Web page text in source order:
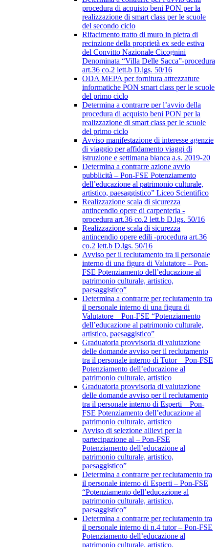
procedura di acquisto beni PON per la
realizzazione di smart class per le scuole
del secondo ciclo
Rifacimento tratto di muro in pietra di
recinzione della proprietà ex sede estiva
del Convitto Nazionale Cicognini
Denominata “Villa Delle Sacca”-procedura
art.36 co.2 lett.b D.lgs. 50/16
ODA MEPA per fornitura attrezzature
informatiche PON smart class per le scuole
del primo ciclo
Determina a contrarre per l’avvio della
procedura di acquisto beni PON per la
realizzazione di smart class per le scuole
del primo ciclo
Avviso manifestazione di interesse agenzie
di viaggio per affidamento viaggi di
istruzione e settimana bianca a.s. 2019-20
Determina a contrarre azione avvio
pubblicità – Pon-FSE Potenziamento
dell’educazione al patrimonio culturale,
artistico, paesaggistico” Liceo Scientifico
Realizzazione scala di sicurezza
antincendio opere di carpenteria -
procedura art.36 co.2 lett.b D.lgs. 50/16
Realizzazione scala di sicurezza
antincendio opere edili -procedura art.36
co.2 lett.b D.lgs. 50/16
Avviso per il reclutamento tra il personale
interno di una figura di Valutatore – Pon-
FSE Potenziamento dell’educazione al
patrimonio culturale, artistico,
paesaggistico”
Determina a contrarre per reclutamento tra
il personale interno di una figura di
Valutatore – Pon-FSE “Potenziamento
dell’educazione al patrimonio culturale,
artistico, paesaggistico”
Graduatoria provvisoria di valutazione
delle domande avviso per il reclutamento
tra il personale interno di Tutor – Pon-FSE
Potenziamento dell’educazione al
patrimonio culturale, artistico
Graduatoria provvisoria di valutazione
delle domande avviso per il reclutamento
tra il personale interno di Esperti – Pon-
FSE Potenziamento dell’educazione al
patrimonio culturale, artistico
Avviso di selezione allievi per la
partecipazione al – Pon-FSE
Potenziamento dell’educazione al
patrimonio culturale, artistico,
paesaggistico”
Determina a contrarre per reclutamento tra
il personale interno di Esperti – Pon-FSE
“Potenziamento dell’educazione al
patrimonio culturale, artistico,
paesaggistico”
Determina a contrarre per reclutamento tra
il personale interno di n.4 tutor – Pon-FSE
Potenziamento dell’educazione al
patrimonio culturale, artistico,